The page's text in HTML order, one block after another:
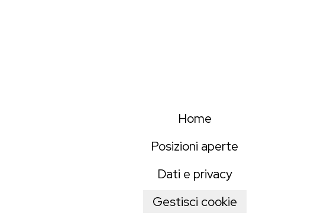
Home
Posizioni aperte
Dati e privacy
Gestisci cookie